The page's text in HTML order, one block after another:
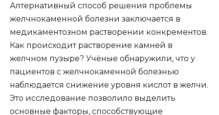
Алтернативный способ решения проблемы
желчнокаменной болезни заключается в
медикаментозном растворении конкрементов.
Как происходит растворение камней в
желчном пузыре? Учёные обнаружили, что у
пациентов с желчнокаменной болезнью
наблюдается снижение уровня кислот в желчи.
Это исследование позволило выделить
основные факторы, способствующие